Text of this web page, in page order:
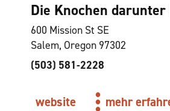
Die Knochen
600 Mission St SE
Salem, Oregon 97302
(503) 581-2228
website
mehr